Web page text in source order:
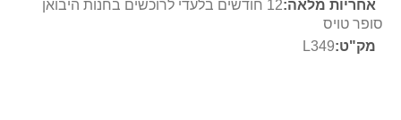
מידע
נוסף
12 חודשים בלעדי לרוכשים בחנות היבואן
סופר טויס
L349